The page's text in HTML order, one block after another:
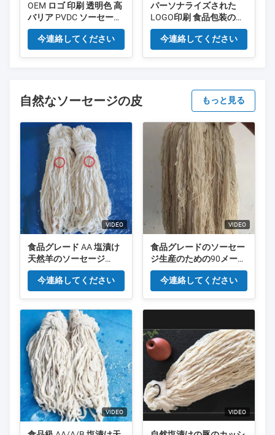
OEM ロゴ 印刷 透明色 高
バリア PVDC ソーセージ
魚のソーセージ ケース
今連絡してください
パーソナライズされた
LOGO印刷 食品包装のた
めの人工PVDCソーセー
ジケース
今連絡してください
自然なソーセージの皮 もっと見る
VIDEO
食品グレード AA 塩漬け
天然羊のソーセージ
16mm
今連絡してください
VIDEO
食品グレードのソーセー
ジ生産のための90メート
ル/ハンク塩化天然豚の
カビ今連絡してください
VIDEO VIDEO